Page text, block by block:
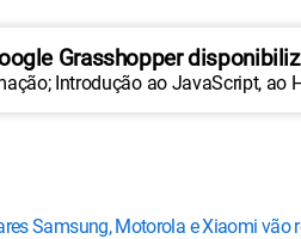
Grasshopper
Introdução ao JavaScript, ao
Samsung, Motorola e Xiaomi vão